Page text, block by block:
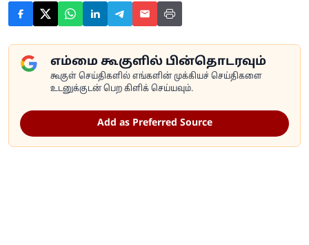
எம்மை கூகுளில் பின்தொடரவும்
கூகுள் செய்திகளில் எங்களின் முக்கியச் செய்திகளை
உடனுக்குடன் பெற கிளிக் செய்யவும்.
Add as Preferred Source